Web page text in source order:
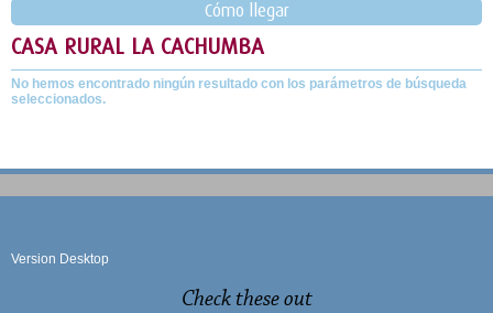
Cómo llegar
CASA RURAL LA CACHUMBA
No hemos encontrado ningún resultado con los parámetros de búsqueda
seleccionados.
Version Desktop
Check these out